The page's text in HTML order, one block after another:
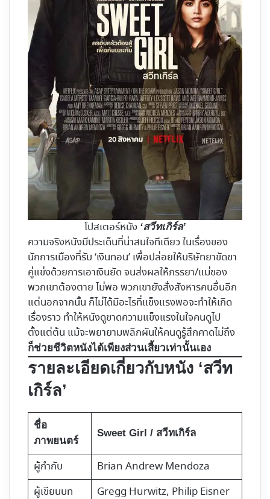
โปสเตอร์หนัง ‘สวีทเกิร์ล’
ความจริงหนังมีประเด็นที่น่าสนใจทีเดียว ในเรื่องของ
นักการเมืองที่รับ ‘เงินทอน’ เพื่อปล่อยให้บริษัทยาขัดขา
คู่แข่งด้วยการเอาเงินยัด จนส่งผลให้ภรรยา/แม่ของ
พวกเขาต้องตาย ไม่พอ พวกเขายังสั่งสังหารคนอื่นอีก
แต่นอกจากนั้น ก็ไม่ได้มีอะไรที่แข็งแรงพอจะทำให้เกิด
เรื่องราว ทำให้หนังดูขาดความแข็งแรงในใจคนดูไป
ตั้งแต่ต้น แม้จะพยายามพลิกผันให้คนดูรู้สึกคาดไม่ถึง
ก็ช่วยชีวิตหนังได้เพียงส่วนเสี้ยวเท่านั้นเอง
รายละเอียดเกี่ยวกับหนัง ‘สวีท
เกิร์ล’
ชื่อ
ภาพยนตร์
Sweet Girl / สวีทเกิร์ล
ผู้กำกับ
Brian Andrew Mendoza
ผู้เขียนบท
Gregg Hurwitz, Philip Eisner